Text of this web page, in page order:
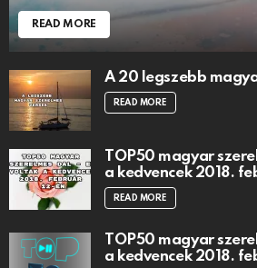
READ MORE
A 20 legszebb
READ MORE
TOP50 magyar
a kedvencek 2018.
READ MORE
TOP50 magyar
a kedvencek 2018.